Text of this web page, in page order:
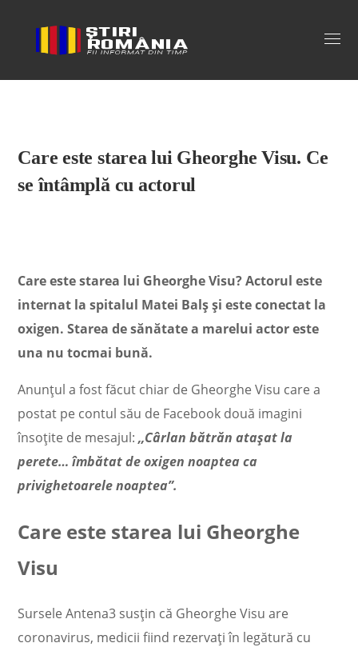
Stiri Romania
Care este starea lui Gheorghe Visu. Ce
se întâmplă cu actorul
Care este starea lui Gheorghe Visu? Actorul este
internat la spitalul Matei Balș și este conectat la
oxigen. Starea de sănătate a marelui actor este
una nu tocmai bună.
Anunțul a fost făcut chiar de Gheorghe Visu care a
postat pe contul său de Facebook două imagini
însoțite de mesajul:,,Cârlan bătrăn atașat la
perete… îmbătat de oxigen noaptea ca
privighetoarele noaptea”.
Care este starea lui Gheorghe
Visu
Sursele Antena3 susțin că Gheorghe Visu are
coronavirus, medicii fiind rezervați în legătură cu